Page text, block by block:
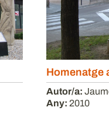
Homenatge
Autor/a:
Any: 2010